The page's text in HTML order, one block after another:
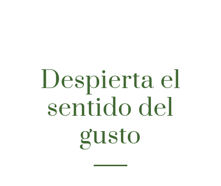
Despierta el
sentido del
gusto